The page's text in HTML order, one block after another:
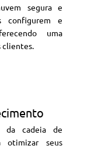
segura e
configurem e
uma
clientes.
da cadeia de
otimizar seus